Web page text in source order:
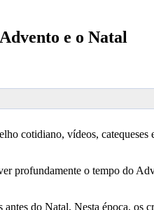
e o Natal
cotidiano, vídeos, catequeses
profundamente o tempo do
do Natal. Nesta época, os